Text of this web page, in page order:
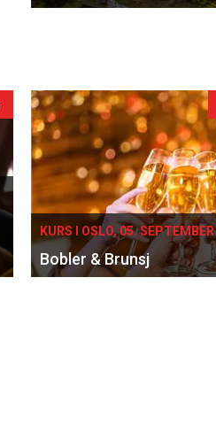
KURS I OSLO, 05. SEPTEMBER
Bobler & Brunsj